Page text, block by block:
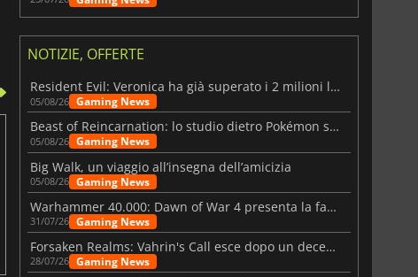
NOTIZIE, OFFERTE
Resident Evil: Veronica ha già superato i 2 milioni liste dei desideri
05/08/26 Gaming News
Beast of Reincarnation: lo studio dietro Pokémon su una nuova strada
05/08/26 Gaming News
Big Walk, un viaggio all’insegna dell’amicizia
05/08/26 Gaming News
Warhammer 40.000: Dawn of War 4 presenta la fazione dei Necron
31/07/26 Gaming News
Forsaken Realms: Vahrin's Call esce dopo un decennio di sviluppo
28/07/26 Gaming News